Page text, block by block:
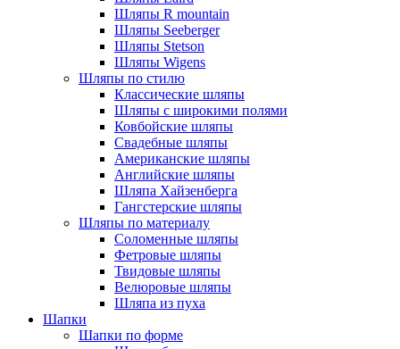
Шляпы R mountain
Шляпы Seeberger
Шляпы Stetson
Шляпы Wigens
Шляпы по стилю
Классические шляпы
Шляпы с широкими полями
Ковбойские шляпы
Свадебные шляпы
Американские шляпы
Английские шляпы
Шляпа Хайзенберга
Гангстерские шляпы
Шляпы по материалу
Соломенные шляпы
Фетровые шляпы
Твидовые шляпы
Велюровые шляпы
Шляпа из пуха
Шапки
Шапки по форме